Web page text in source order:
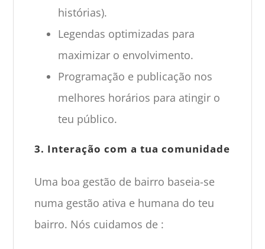
histórias).
Legendas optimizadas para
maximizar o envolvimento.
Programação e publicação nos
melhores horários para atingir o
teu público.
3. Interação com a tua comunidade
Uma boa gestão de bairro baseia-se
numa gestão ativa e humana do teu
bairro. Nós cuidamos de :